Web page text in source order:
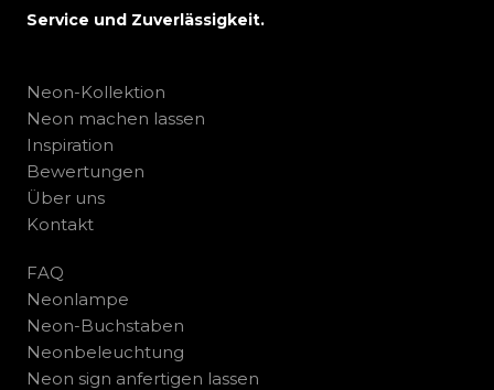
Service und Zuverlässigkeit.
Neon-Kollektion
Neon machen lassen
Inspiration
Bewertungen
Über uns
Kontakt
FAQ
Neonlampe
Neon-Buchstaben
Neonbeleuchtung
Neon sign anfertigen lassen